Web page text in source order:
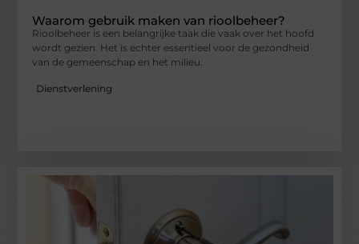
Waarom gebruik maken van rioolbeheer?
Rioolbeheer is een belangrijke taak die vaak over het hoofd
wordt gezien. Het is echter essentieel voor de gezondheid
van de gemeenschap en het milieu.
Dienstverlening